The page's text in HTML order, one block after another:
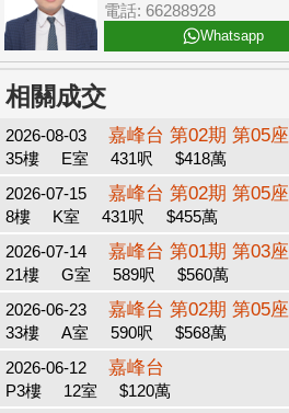
電話: 66288928
Whatsapp
相關成交
2026-08-03 嘉峰台 第02期 第05座
35樓 E室 431呎
$418萬
2026-07-15
嘉峰台 第02期 第05座
8樓 K室 431呎
$455萬
2026-07-14
嘉峰台 第01期 第03座
21樓 G室 589呎
$560萬
2026-06-23
嘉峰台 第02期 第05座
33樓 A室 590呎
$568萬
2026-06-12
嘉峰台
P3樓 12室
$120萬